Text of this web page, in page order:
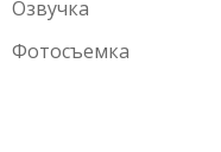
Озвучка
Фотосъемка